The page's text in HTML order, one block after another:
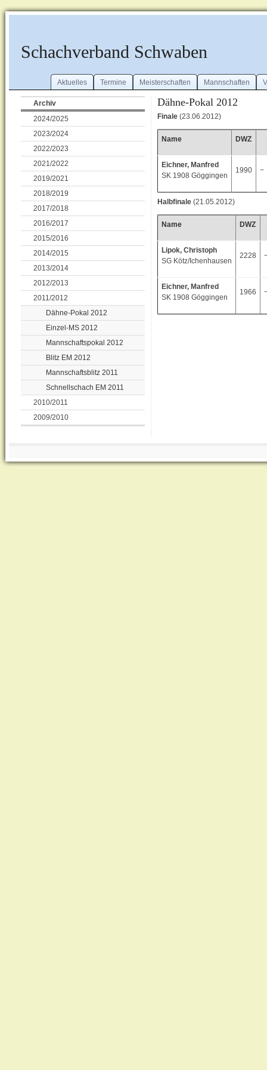
Schachverband Schwaben
Aktuelles Termine Meisterschaften Mannschaften
Archiv
2024/2025
2023/2024
2022/2023
2021/2022
2019/2021
2018/2019
2017/2018
2016/2017
2015/2016
2014/2015
2013/2014
2012/2013
2011/2012
Dähne-Pokal 2012
Einzel-MS 2012
Mannschaftspokal 2012
Blitz EM 2012
Mannschaftsblitz 2011
Schnellschach EM 2011
2010/2011
2009/2010
Dähne-Pokal 2012
Finale(23.06.2012)
Name DWZ
Eichner, Manfred
SK 1908 Göggingen
1990 −
Halbfinale(21.05.2012)
Name DWZ
Lipok, Christoph
SG Kötz/Ichenhausen
2228
Eichner, Manfred
SK 1908 Göggingen
1966